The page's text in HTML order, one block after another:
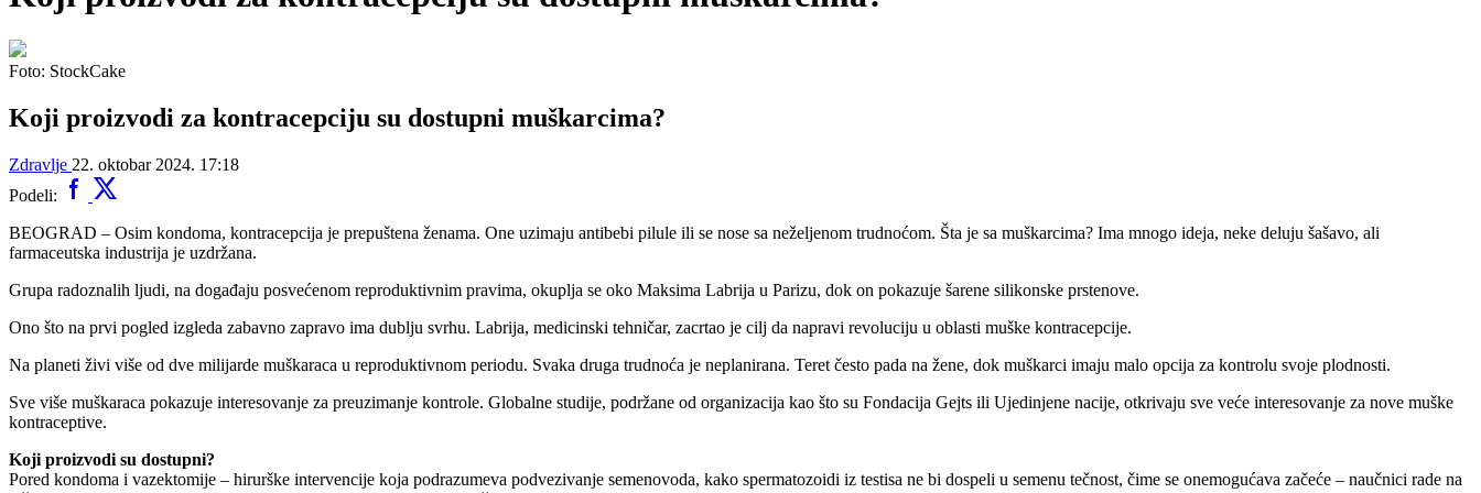
Foto: StockCake
Koji proizvodi za kontracepciju su dostupni muškarcima?
Zdravlje 22. oktobar 2024. 17:18
Podeli:
BEOGRAD – Osim kondoma, kontracepcija je prepuštena ženama. One uzimaju antibebi pilule ili se nose sa neželjenom trudnoćom. Šta je sa muškarcima? Ima mnogo ideja, neke deluju šašavo, ali
farmaceutska industrija je uzdržana.
Grupa radoznalih ljudi, na događaju posvećenom reproduktivnim pravima, okuplja se oko Maksima Labrija u Parizu, dok on pokazuje šarene silikonske prstenove.
Ono što na prvi pogled izgleda zabavno zapravo ima dublju svrhu. Labrija, medicinski tehničar, zacrtao je cilj da napravi revoluciju u oblasti muške kontracepcije.
Na planeti živi više od dve milijarde muškaraca u reproduktivnom periodu. Svaka druga trudnoća je neplanirana. Teret često pada na žene, dok muškarci imaju malo opcija za kontrolu svoje plodnosti.
Sve više muškaraca pokazuje interesovanje za preuzimanje kontrole. Globalne studije, podržane od organizacija kao što su Fondacija Gejts ili Ujedinjene nacije, otkrivaju sve veće interesovanje za nove muške
kontraceptive.
Koji proizvodi su dostupni?
Pored kondoma i vazektomije – hirurške intervencije koja podrazumeva podvezivanje semenovoda, kako spermatozoidi iz testisa ne bi dospeli u semenu tečnost, čime se onemogućava začeće – naučnici rade na